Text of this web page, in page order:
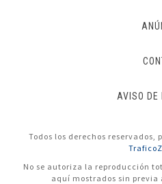
AVISO DE
Todos los derechos
No se autoriza la reproducción
aquí mostrados sin